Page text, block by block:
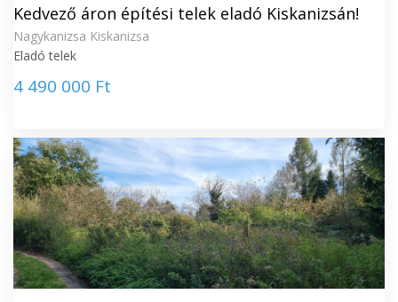
Kedvező áron építési telek eladó Kiskanizsán!
Nagykanizsa Kiskanizsa
Eladó telek
4 490 000 Ft